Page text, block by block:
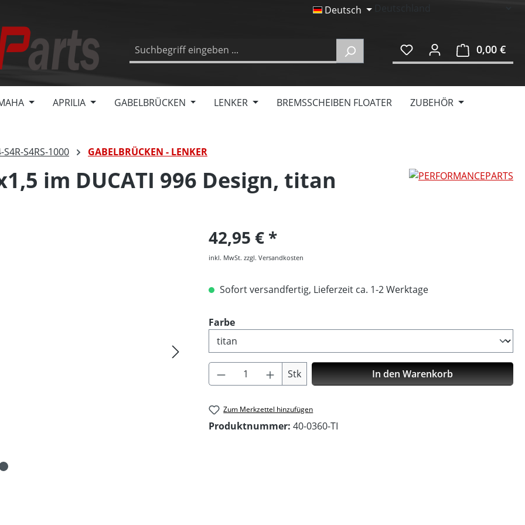
Deutsch
0,00 €
APRILIA GABELBRÜCKEN LENKER BREMSSCHEIBEN FLOATER ZUBEHÖR
S4RS-1000 GABELBRÜCKEN - LENKER
im DUCATI 996 Design, titan
42,95 €
inkl. MwSt. zzgl. Versandkosten
Sofort versandfertig, Lieferzeit ca. 1-2 Werktage
Farbeauswählen
Produkt Anzahl: Gib den gewünschten Wert
Stk In den Warenkorb
Zum Merkzettel hinzufügen
Produktnummer: 40-0360-TI